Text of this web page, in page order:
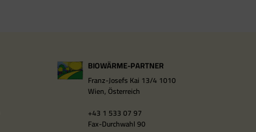
BIOWÄRME-PARTNER
Franz-Josefs Kai 13/4 1010
Wien, Österreich
+43 1 533 07 97
Fax-Durchwahl 90